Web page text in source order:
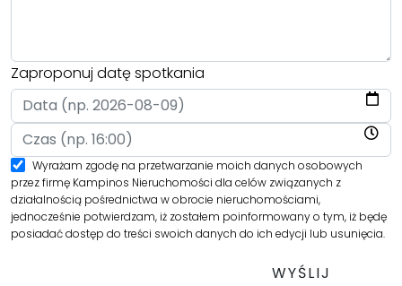
Zaproponuj datę spotkania
Wyrażam zgodę na przetwarzanie moich danych osobowych
przez firmę Kampinos Nieruchomości dla celów związanych z
działalnością pośrednictwa w obrocie nieruchomościami,
jednocześnie potwierdzam, iż zostałem poinformowany o tym, iż będę
posiadać dostęp do treści swoich danych do ich edycji lub usunięcia.